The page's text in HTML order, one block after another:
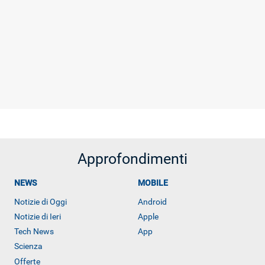
Approfondimenti
NEWS
Notizie di Oggi
Notizie di Ieri
Tech News
Scienza
Offerte
MOBILE
Android
Apple
App